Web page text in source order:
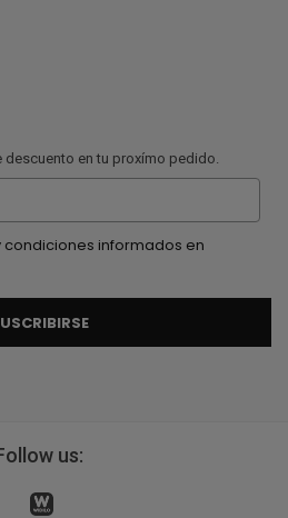
descuento en tu proxímo pedido.
informados en
us: